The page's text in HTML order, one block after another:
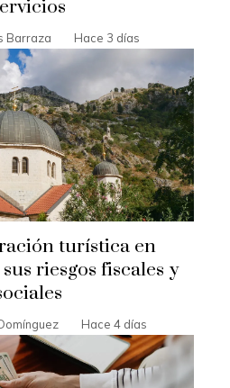
Barraza Hace 3 días
turística en
riesgos fiscales y
Hace 4 días